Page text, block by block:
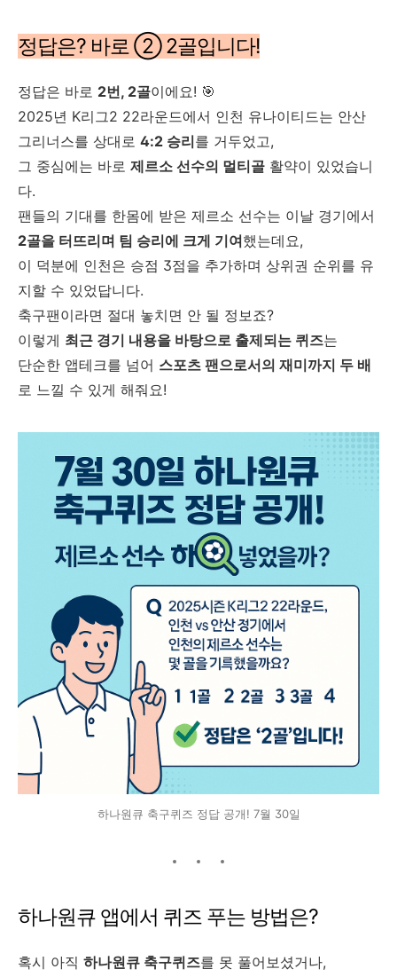
정답은? 바로 ② 2골입니다!
정답은 바로 2번, 2골이에요! 🎯
2025년 K리그2 22라운드에서 인천 유나이티드는 안산
그리너스를 상대로 4:2 승리를 거두었고,
그 중심에는 바로 제르소 선수의 멀티골 활약이 있었습니
다.
팬들의 기대를 한몸에 받은 제르소 선수는 이날 경기에서
2골을 터뜨리며 팀 승리에 크게 기여했는데요,
이 덕분에 인천은 승점 3점을 추가하며 상위권 순위를 유
지할 수 있었답니다.
축구팬이라면 절대 놓치면 안 될 정보죠?
이렇게 최근 경기 내용을 바탕으로 출제되는 퀴즈는
단순한 앱테크를 넘어 스포츠 팬으로서의 재미까지 두 배
로 느낄 수 있게 해줘요!
하나원큐 축구퀴즈 정답 공개! 7월 30일
하나원큐 앱에서 퀴즈 푸는 방법은?
혹시 아직 하나원큐 축구퀴즈를 못 풀어보셨거나,